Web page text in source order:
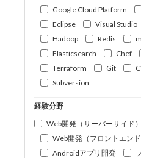
Google Cloud Platform
Eclipse
Visual Studio
Hadoop
Redis
Elasticsearch
Chef
Terraform
Git
Subversion
経験分野
Web開発（サーバーサイド）
Web開発（フロントエンド
Androidアプリ開発